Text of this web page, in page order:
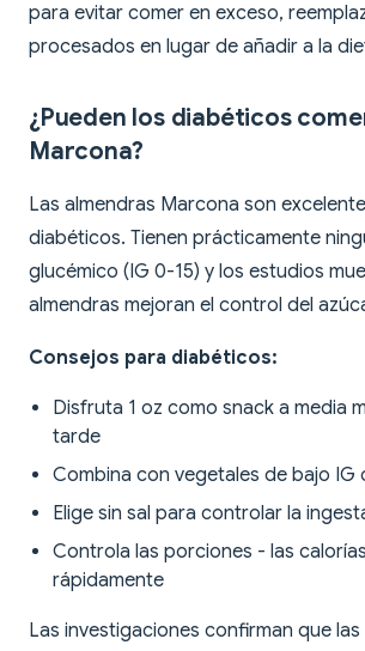
para evitar comer en exceso,
procesados en lugar de añadir a la
¿Pueden los diabéticos
Marcona?
Las almendras Marcona son
diabéticos. Tienen prácticamente
glucémico (IG 0-15) y los estudios
almendras mejoran el control del
Consejos para diabéticos:
Disfruta 1 oz como snack a media
tarde
Combina con vegetales de bajo IG
Elige sin sal para controlar la
Controla las porciones - las
rápidamente
Las investigaciones confirman que las